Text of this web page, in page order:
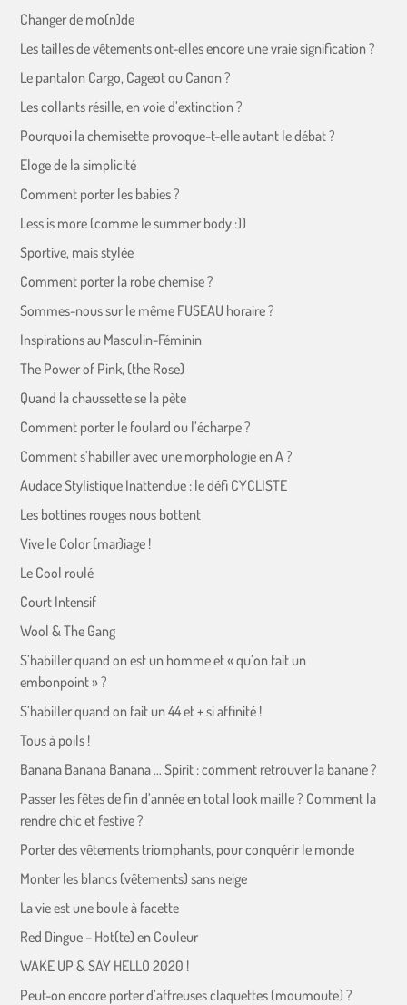
Changer de mo(n)de
Les tailles de vêtements ont-elles encore une vraie signification ?
Le pantalon Cargo, Cageot ou Canon ?
Les collants résille, en voie d’extinction ?
Pourquoi la chemisette provoque-t-elle autant le débat ?
Eloge de la simplicité
Comment porter les babies ?
Less is more (comme le summer body :))
Sportive, mais stylée
Comment porter la robe chemise ?
Sommes-nous sur le même FUSEAU horaire ?
Inspirations au Masculin-Féminin
The Power of Pink, (the Rose)
Quand la chaussette se la pète
Comment porter le foulard ou l’écharpe ?
Comment s’habiller avec une morphologie en A ?
Audace Stylistique Inattendue : le défi CYCLISTE
Les bottines rouges nous bottent
Vive le Color (mar)iage !
Le Cool roulé
Court Intensif
Wool & The Gang
S’habiller quand on est un homme et « qu’on fait un
embonpoint » ?
S’habiller quand on fait un 44 et + si affinité !
Tous à poils !
Banana Banana Banana … Spirit : comment retrouver la banane ?
Passer les fêtes de fin d’année en total look maille ? Comment la
rendre chic et festive ?
Porter des vêtements triomphants, pour conquérir le monde
Monter les blancs (vêtements) sans neige
La vie est une boule à facette
Red Dingue – Hot(te) en Couleur
WAKE UP & SAY HELLO 2020 !
Peut-on encore porter d’affreuses claquettes (moumoute) ?